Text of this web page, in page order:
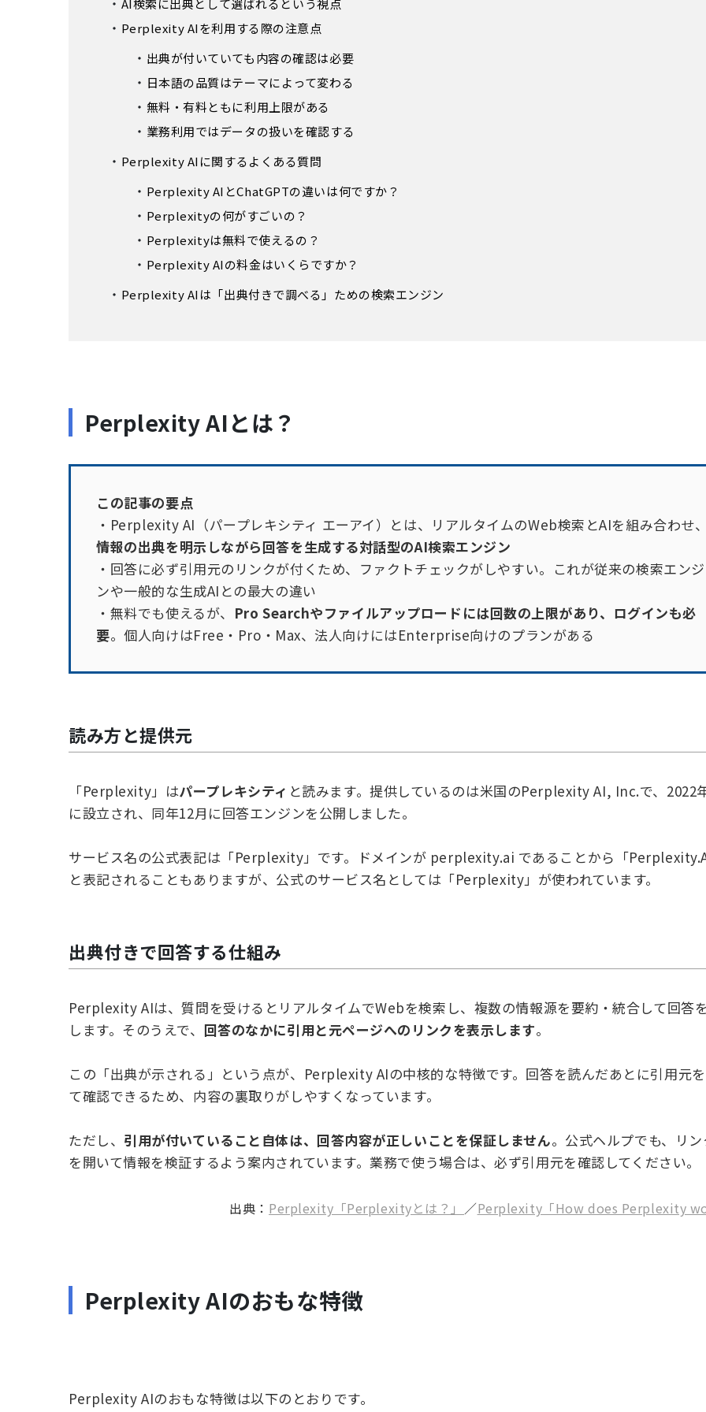
AI検索に出典として選ばれるという視点
Perplexity AIを利用する際の注意点
出典が付いていても内容の確認は必要
日本語の品質はテーマによって変わる
無料・有料ともに利用上限がある
業務利用ではデータの扱いを確認する
Perplexity AIに関するよくある質問
Perplexity AIとChatGPTの違いは何ですか？
Perplexityの何がすごいの？
Perplexityは無料で使えるの？
Perplexity AIの料金はいくらですか？
Perplexity AIは「出典付きで調べる」ための検索エンジン
Perplexity AIとは？
この記事の要点
・Perplexity AI（パープレキシティ エーアイ）とは、リアルタイムのWeb検索とAIを組み合わせ、
情報の出典を明示しながら回答を生成する対話型のAI検索エンジン
・回答に必ず引用元のリンクが付くため、ファクトチェックがしやすい。これが従来の検索エンジ
ンや一般的な生成AIとの最大の違い
・無料でも使えるが、 Pro Searchやファイルアップロードには回数の上限があり、ログインも必
要。個人向けはFree・Pro・Max、法人向けにはEnterprise向けのプランがある
読み方と提供元
「Perplexity」はパープレキシティ と読みます。提供しているのは米国のPerplexity AI, Inc.で、2022
に設立され、同年12月に回答エンジンを公開しました。
サービス名の公式表記は「Perplexity」です。ドメインが perplexity.ai であることから「
と表記されることもありますが、公式のサービス名としては「Perplexity」が使われています。
出典付きで回答する仕組み
Perplexity AIは、質問を受けるとリアルタイムでWebを検索し、複数の情報源を要約・統合して回答
します。そのうえで、 回答のなかに引用と元ページへのリンクを表示します。
この「出典が示される」という点が、Perplexity AIの中核的な特徴です。回答を読んだあとに引用元
て確認できるため、内容の裏取りがしやすくなっています。
ただし、 引用が付いていること自体は、回答内容が正しいことを保証しません。公式ヘルプでも、リ
を開いて情報を検証するよう案内されています。業務で使う場合は、必ず引用元を確認してください。
出典： Perplexity「Perplexityとは？」 ／Perplexity「How does Perplexity
Perplexity AIのおもな特徴
Perplexity AIのおもな特徴は以下のとおりです。